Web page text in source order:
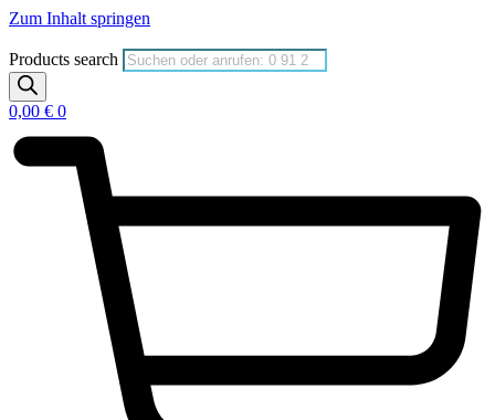
Zum Inhalt springen
Products search
0,00 € 0